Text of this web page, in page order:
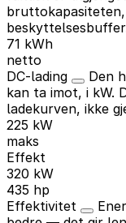
71 kWh
netto
DC-lading
Den
kan ta imot, i kW.
ladekurven, ikke
225 kW
maks
Effekt
320 kW
435 hp
Effektivitet